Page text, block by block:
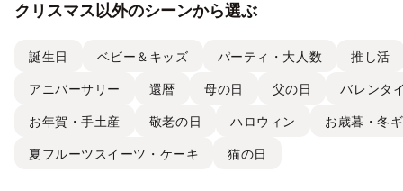
クリスマス以外のシーンから選ぶ
誕生日 ベビー＆キッズ パーティ・大人数 推し活
アニバーサリー 還暦 母の日 父の日 バレンタ
お年賀・手土産 敬老の日 ハロウィン お歳暮・冬
夏フルーツスイーツ・ケーキ 猫の日